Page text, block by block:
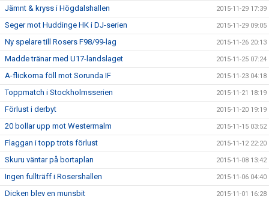
Jämnt & kryss i Högdalshallen 2015-11-29 17:39
Seger mot Huddinge HK i DJ-serien 2015-11-29 09:05
Ny spelare till Rosers F98/99-lag 2015-11-26 20:13
Madde tränar med U17-landslaget 2015-11-25 07:24
A-flickorna föll mot Sorunda IF 2015-11-23 04:18
Toppmatch i Stockholmsserien 2015-11-21 18:19
Förlust i derbyt 2015-11-20 19:19
20 bollar upp mot Westermalm 2015-11-15 03:52
Flaggan i topp trots förlust 2015-11-12 22:20
Skuru väntar på bortaplan 2015-11-08 13:42
Ingen fullträff i Rosershallen 2015-11-06 04:40
Dicken blev en munsbit 2015-11-01 16:28